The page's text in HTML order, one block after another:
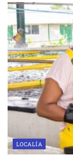
LOCALÍA